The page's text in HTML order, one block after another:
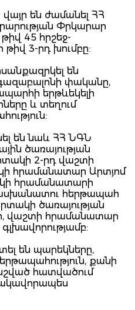
են ժամանել ՀՀ
Փրկարար
45 հրշեջ-
3-րդ խումբը:
են
փականը,
երթևեկելի
և տեղում
են նաև ՀՀ ՆԳՆ
ծառայության
2-րդ վաշտի
հրամանատար Արտյոմ
հրամանատարի
հերթապահ
ծառայության
վաշտի հրամանատար
են պարեկները,
քանի
հատվածում